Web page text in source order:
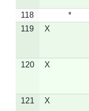
118 *
119
X
120 X
121 X